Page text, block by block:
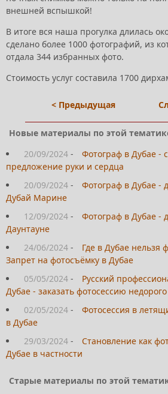
внешней вспышкой!
В итоге вся наша прогулка длилась
сделано более 1000 фотографий, из
отдала 344 избранных фото.
Стоимость услуг составила 1700
< Предыдущая
Новые материалы по этой
20/09/2024 -
Фотограф в Дубае -
предложение руки и сердца
20/09/2024 -
Фотограф в Дубае -
Дубай Марине
12/09/2024 -
Фотограф в Дубае -
Даунтауне
24/06/2024 -
Где в Дубае нельзя
Запрет на фотосъёмку в Дубае
05/05/2024 -
Русский
Дубае - заказать фотосессию недорого
02/05/2024 -
Фотосессия в
в Дубае
29/03/2024 -
Становление как
Дубае в частности
Старые материалы по этой